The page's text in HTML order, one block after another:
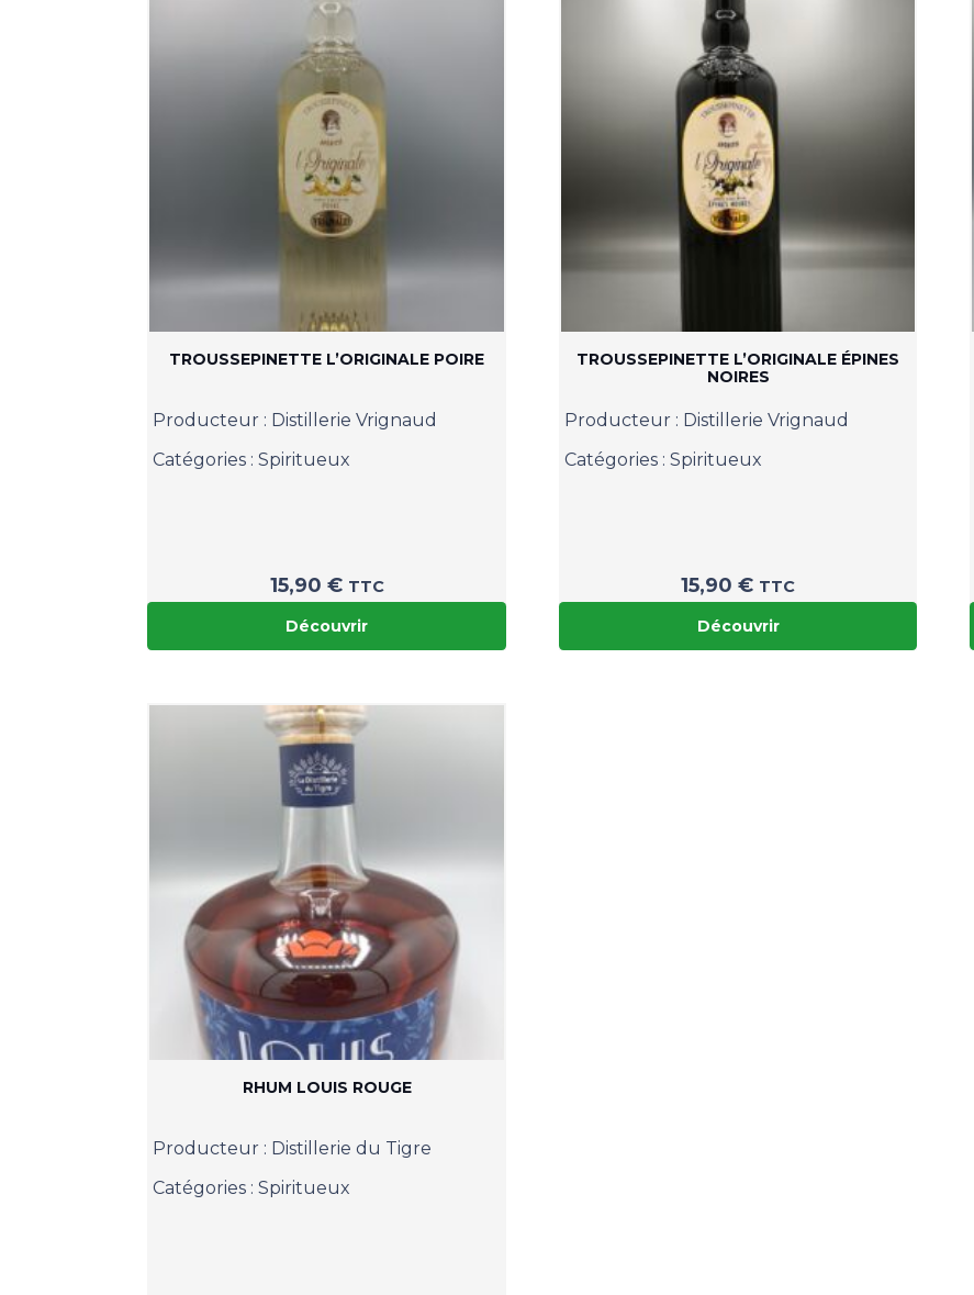
TROUSSEPINETTE L’ORIGINALE POIRE
Producteur : Distillerie Vrignaud
Catégories :Spiritueux
15,90 € TTC
Découvrir
TROUSSEPINETTE L’ORIGINALE ÉPINES
NOIRES
Producteur : Distillerie Vrignaud
Catégories : Spiritueux
15,90 € TTC
Découvrir
RHUM LOUIS ROUGE
Producteur : Distillerie du Tigre
Catégories :Spiritueux